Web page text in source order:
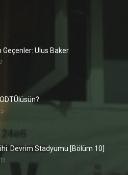
Geçenler: Ulus Baker
Devrim Stadyumu [Bölüm 10]